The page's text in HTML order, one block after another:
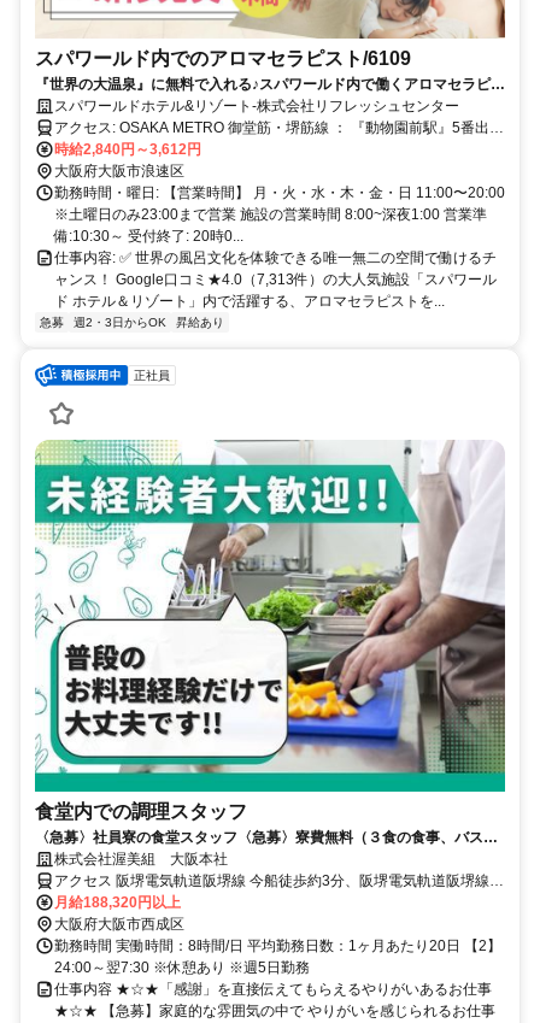
スパワールド内でのアロマセラピスト/6109
『世界の大温泉』に無料で入れる♪スパワールド内で働くアロマセラピス
ト！ダブルOKでタイパ良くプライベートも充実♪
スパワールドホテル&リゾート-株式会社リフレッシュセンター
アクセス: OSAKA METRO 御堂筋・堺筋線 ： 『動物園前駅』5番出口
よりすぐ JR環状線 ： 『新今宮駅』東出口よりすぐ 南海電車 ： 『新
今宮駅』より徒歩10分 阪堺電気軌道 ： 『新今宮駅前停留所』下車し
てすぐ 近鉄電車 ： 『大阪阿部野橋駅』より徒歩15分
時給2,840円～3,612円
大阪府大阪市浪速区
勤務時間・曜日: 【営業時間】 月・火・水・木・金・日 11:00〜20:00
※土曜日のみ23:00まで営業 施設の営業時間 8:00~深夜1:00 営業準
備:10:30～ 受付終了: 20時0...
仕事内容: ✅️ 世界の風呂文化を体験できる唯一無二の空間で働けるチ
ャンス！ Google口コミ★4.0（7,313件）の大人気施設「スパワール
ド ホテル＆リゾート」内で活躍する、アロマセラピストを...
急募 週2・3日からOK 昇給あり
正社員
食堂内での調理スタッフ
〈急募〉社員寮の食堂スタッフ〈急募〉寮費無料（３食の食事、バス・
トイレ付）60歳以上のスタッフも活躍
株式会社渥美組 大阪本社
アクセス 阪堺電気軌道阪堺線 今船徒歩約3分、阪堺電気軌道阪堺線
今池（大阪府）徒歩約6分、阪堺電気軌道阪堺線 松田町徒歩約7分
月給188,320円以上
大阪府大阪市西成区
勤務時間 実働時間：8時間/日 平均勤務日数：1ヶ月あたり20日 【2】
24:00～翌7:30 ※休憩あり ※週5日勤務
仕事内容 ★☆★「感謝」を直接伝えてもらえるやりがいあるお仕事
★☆★ 【急募】家庭的な雰囲気の中で やりがいを感じられるお仕事